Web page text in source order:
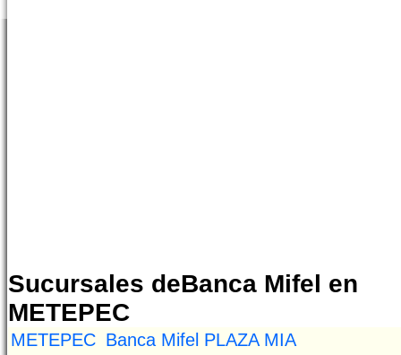
Sucursales deBanca Mifel en
METEPEC
METEPEC Banca Mifel PLAZA MIA